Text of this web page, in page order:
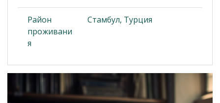
Район
проживани
я
Стамбул, Турция